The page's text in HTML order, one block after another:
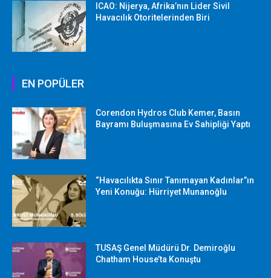
ICAO: Nijerya, Afrika’nın Lider Sivil
Havacılık Otoritelerinden Biri
EN POPÜLER
Corendon Hydros Club Kemer, Basın
Bayramı Buluşmasına Ev Sahipliği Yaptı
“Havacılıkta Sınır Tanımayan Kadınlar”ın
Yeni Konuğu: Hürriyet Munanoğlu
TUSAŞ Genel Müdürü Dr. Demiroğlu
Chatham House’ta Konuştu